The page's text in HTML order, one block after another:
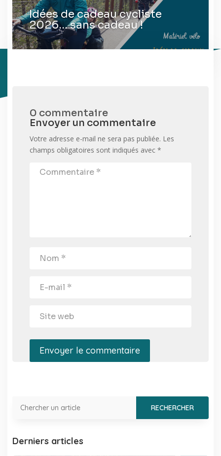
Idées de cadeau cycliste
2026… sans cadeau !
0 commentaire
Envoyer un commentaire
Votre adresse e-mail ne sera pas publiée. Les
champs obligatoires sont indiqués avec *
Envoyer le commentaire
Derniers articles